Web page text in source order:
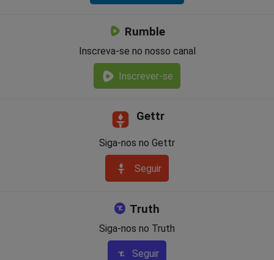
Rumble
Inscreva-se no nosso canal
Inscrever-se
Gettr
Siga-nos no Gettr
Seguir
Truth
Siga-nos no Truth
Seguir